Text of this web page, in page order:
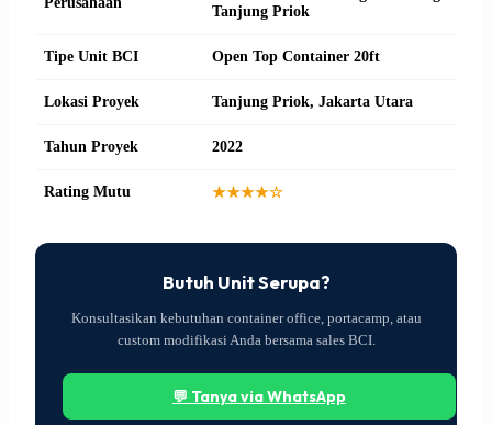
Tanjung Priok
Tipe Unit BCI Open Top Container 20ft
Lokasi Proyek Tanjung Priok, Jakarta Utara
Tahun Proyek 2022
Rating Mutu ★★★★☆
Butuh Unit Serupa?
Konsultasikan kebutuhan container office, portacamp, atau
custom modifikasi Anda bersama sales BCI.
💬 Tanya via WhatsApp